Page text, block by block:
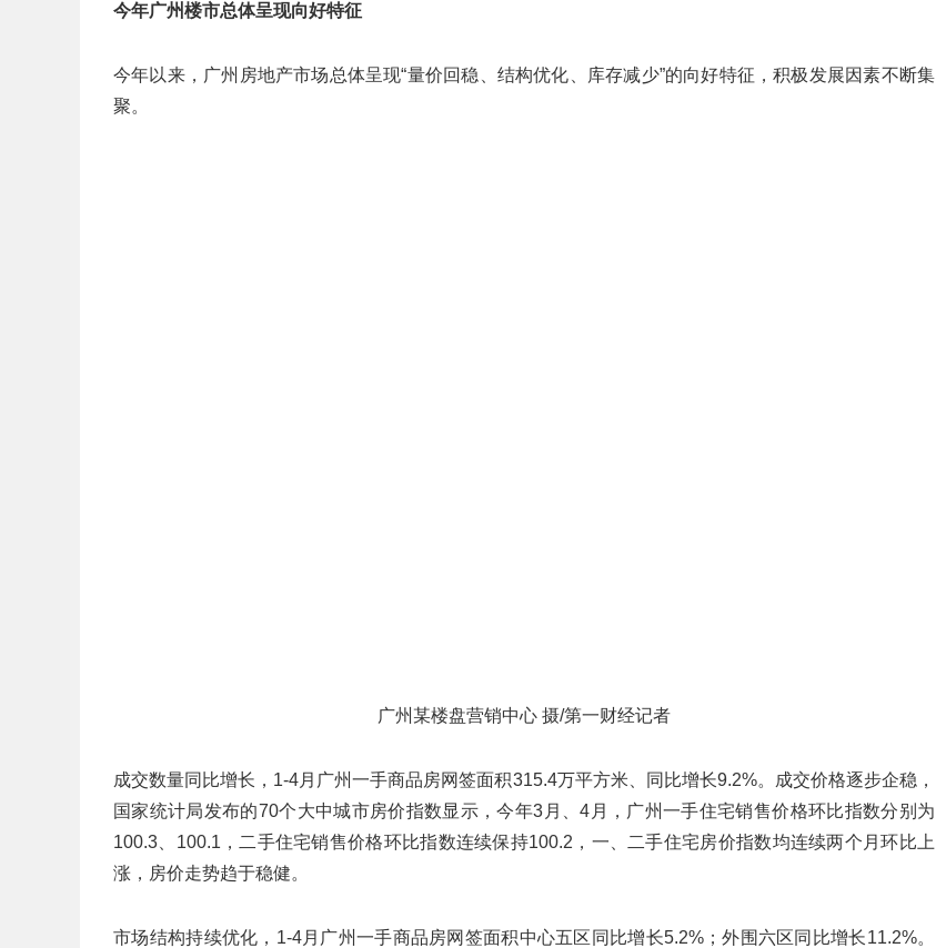
今年广州楼市总体呈现向好特征
今年以来，广州房地产市场总体呈现“量价回稳、结构优化、库存减少”的向好特征，积极发展因素不断集
聚。
广州某楼盘营销中心 摄/第一财经记者
成交数量同比增长，1-4月广州一手商品房网签面积315.4万平方米、同比增长9.2%。成交价格逐步企稳，
国家统计局发布的70个大中城市房价指数显示，今年3月、4月，广州一手住宅销售价格环比指数分别为
100.3、100.1，二手住宅销售价格环比指数连续保持100.2，一、二手住宅房价指数均连续两个月环比上
涨，房价走势趋于稳健。
市场结构持续优化，1-4月广州一手商品房网签面积中心五区同比增长5.2%；外围六区同比增长11.2%。